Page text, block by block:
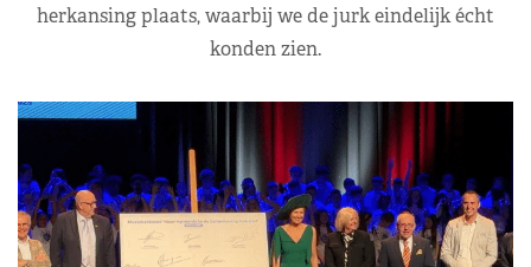
herkansing plaats, waarbij we de jurk eindelijk écht
konden zien.